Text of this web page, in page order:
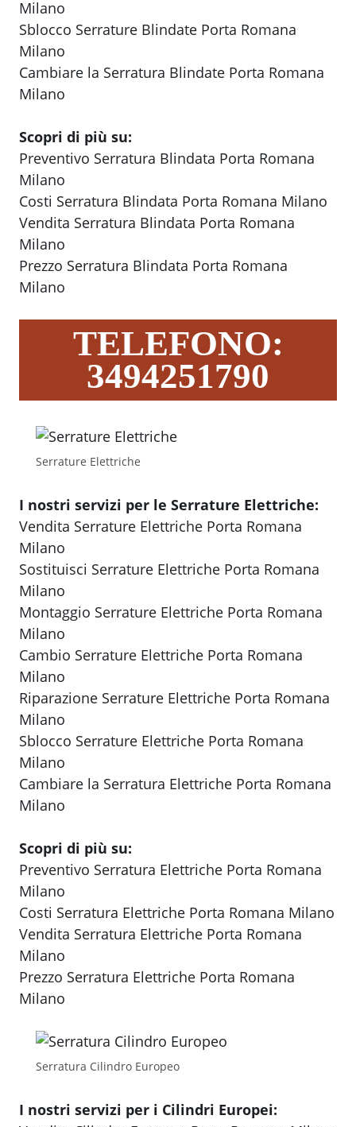
Milano
Sblocco Serrature Blindate Porta Romana
Milano
Cambiare la Serratura Blindate Porta Romana
Milano
Scopri di più su:
Preventivo Serratura Blindata Porta Romana
Milano
Costi Serratura Blindata Porta Romana Milano
Vendita Serratura Blindata Porta Romana
Milano
Prezzo Serratura Blindata Porta Romana
Milano
TELEFONO:
3494251790
Serrature Elettriche
I nostri servizi per le Serrature Elettriche:
Vendita Serrature Elettriche Porta Romana
Milano
Sostituisci Serrature Elettriche Porta Romana
Milano
Montaggio Serrature Elettriche Porta Romana
Milano
Cambio Serrature Elettriche Porta Romana
Milano
Riparazione Serrature Elettriche Porta Romana
Milano
Sblocco Serrature Elettriche Porta Romana
Milano
Cambiare la Serratura Elettriche Porta Romana
Milano
Scopri di più su:
Preventivo Serratura Elettriche Porta Romana
Milano
Costi Serratura Elettriche Porta Romana Milano
Vendita Serratura Elettriche Porta Romana
Milano
Prezzo Serratura Elettriche Porta Romana
Milano
Serratura Cilindro Europeo
I nostri servizi per i Cilindri Europei: